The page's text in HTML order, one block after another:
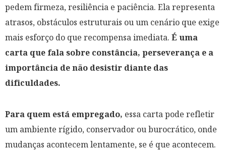
pedem firmeza, resiliência e paciência. Ela representa
atrasos, obstáculos estruturais ou um cenário que exige
mais esforço do que recompensa imediata. É uma
carta que fala sobre constância, perseverança e a
importância de não desistir diante das
dificuldades.
Para quem está empregado, essa carta pode refletir
um ambiente rígido, conservador ou burocrático, onde
mudanças acontecem lentamente, se é que acontecem.